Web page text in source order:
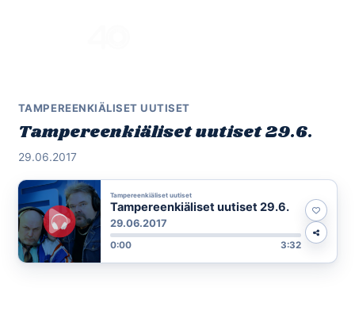
TAMPEREENKIÄLISET UUTISET
Tampereenkiäliset uutiset 29.6.
29.06.2017
Tampereenkiäliset uutiset
Tampereenkiäliset uutiset 29.6.
29.06.2017
0:00 3:32